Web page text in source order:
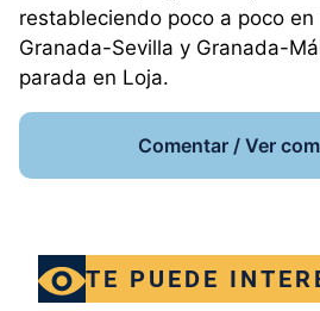
restableciendo poco a poco en
Granada-Sevilla y Granada-
parada en Loja.
Comentar / Ver
TE PUEDE